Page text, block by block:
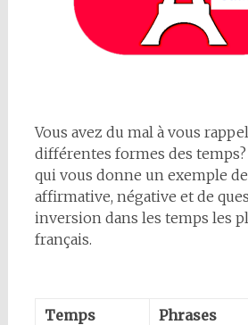
Vous avez du mal à vous
différentes formes des
qui vous donne un exemple
affirmative, négative et de
inversion dans les temps les
français.
Temps
Phrases